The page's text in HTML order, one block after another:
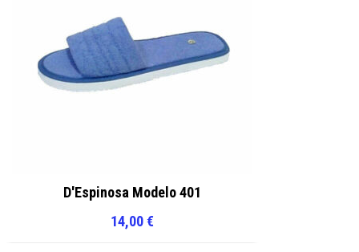
D'Espinosa Modelo 401
14,00€